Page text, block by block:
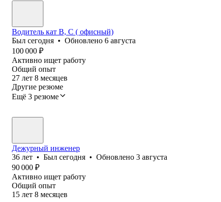
Водитель кат В, С ( офисный)
Был сегодня • Обновлено 6 августа
100 000 ₽
Активно ищет работу
Общий опыт
27 лет 8 месяцев
Другие резюме
Ещё 3 резюме
Дежурный инженер
36 лет • Был сегодня • Обновлено 3 августа
90 000 ₽
Активно ищет работу
Общий опыт
15 лет 8 месяцев